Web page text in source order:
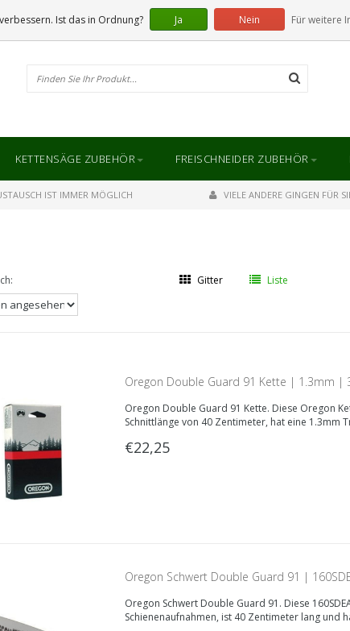
KETTENSÄGE ZUBEHÖR FREISCHNEIDER ZUBEHÖR
IST IMMER MÖGLICH VIELE ANDERE GINGEN FÜR
Gitter Liste
Oregon Double Guard 91 Kette | 1.3mm |
91VXL056E
Oregon Double Guard 91 Kette. Diese Oregon
Schnittlänge von 40 Zentimeter, hat eine 1.3mm
€22,25
Oregon Schwert Double Guard 91 |
Oregon Schwert Double Guard 91. Diese
Schienenaufnahmen, ist 40 Zentimeter lang und
Ist das in Ordnung? Ja Nein Für weitere